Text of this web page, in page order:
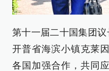
第十一届二十国集团
开普省海滨小镇克莱
各国加强合作，共同